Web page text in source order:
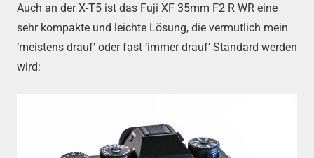
Auch an der X-T5 ist das Fuji XF 35mm F2 R WR eine
sehr kompakte und leichte Lösung, die vermutlich mein
‘meistens drauf’ oder fast ‘immer drauf’ Standard werden
wird: